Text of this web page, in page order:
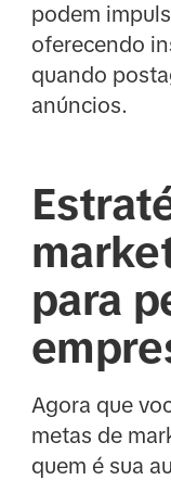
podem
oferecendo
quando
anúncios.
para
Agora que
metas de
quem é sua